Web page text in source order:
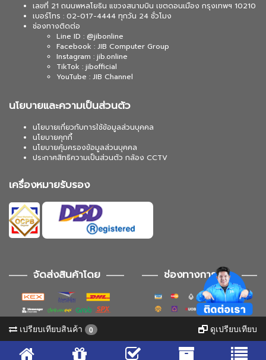
เลขที่ 21 ถนนพหลโยธิน แขวงสนามบิน เขตดอนเมือง กรุงเทพฯ 10210
เบอร์โทร : 02-017-4444 ทุกวัน 24 ชั่วโมง
ช่องทางติดต่อ
Line ID : @jibonline
Facebook : JIB Computer Group
Instagram : jib.online
TikTok : jibofficial
YouTube : JIB Channel
นโยบายและความเป็นส่วนตัว
นโยบายเกี่ยวกับการใช้ข้อมูลส่วนบุคคล
นโยบายคุกกี้
นโยบายคุ้มครองข้อมูลส่วนบุคคล
ประกาศสิทธิความเป็นส่วนตัว กล้อง CCTV
เครื่องหมายรับรอง
จัดส่งสินค้าโดย ช่องทางการชำระ
ช่องทางการติดตาม
เปรียบเทียบสินค้า 0 ดูเปรียบเทียบ